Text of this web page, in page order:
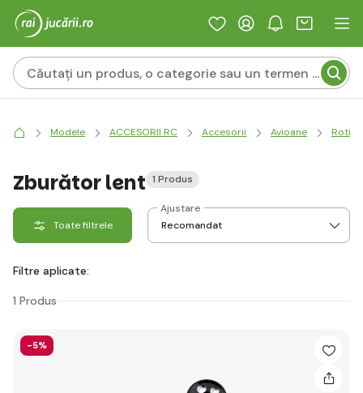
Modele ACCESORII RC Accesorii Avioane Rotile
Zburător lent 1 Produs
Toate filtrele
Ajustare
Filtre aplicate:
1 Produs
-5%